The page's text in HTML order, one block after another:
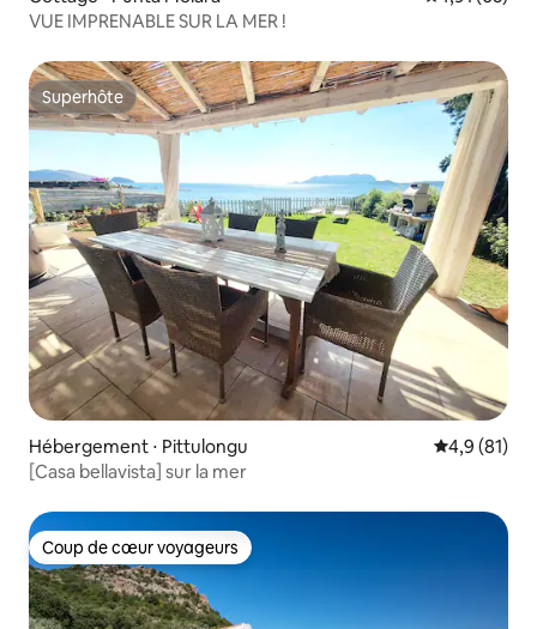
VUE IMPRENABLE SUR LA MER !
Superhôte
Superhôte
Hébergement ⋅ Pittulongu Évaluation
4,9 (81)
[Casa bellavista] sur la mer
Coup de cœur voyageurs
Coup de cœur voyageurs